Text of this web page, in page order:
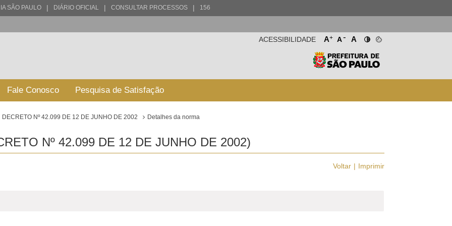
SÃO PAULO | DIÁRIO OFICIAL | CONSULTAR PROCESSOS | 156
A+ A- A
ACESSIBILIDADE
Fale Conosco Pesquisa de Satisfação
DECRETO Nº 42.099 DE 12 DE JUNHO DE 2002 Detalhes da norma
Nº 42.099 DE 12 DE JUNHO DE 2002)
Voltar Imprimir